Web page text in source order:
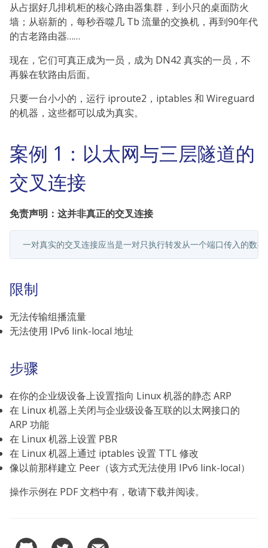
从占据好几排机柜的核心路由器集群，到小只的桌面防火
墙；从崭新的，每秒吞噬几 Tb 流量的交换机，再到90年代
的古老路由器……
现在，它们可真正成为一员，成为 DN42 真实的一员，不
再躲在软路由后面。
只要一台小小的，运行 iproute2，iptables 和 Wireguard
的机器，这些都可以成为真实。
案例 1：以太网与三层隧道的
交叉连接
免责声明：这并非真正的交叉连接
限制
无法传输组播流量
无法使用 IPv6 link-local 地址
步骤
在你的企业级设备上设置指向 Linux 机器的静态 ARP
在 Linux 机器上关闭与企业级设备互联的以太网接口的
ARP 功能
在 Linux 机器上设置 PBR
在 Linux 机器上通过 iptables 设置 TTL 修改
像以前那样建立 Peer（该方式无法使用 IPv6 link-local）
操作示例在 PDF 文档中有，敬请下载并阅读。